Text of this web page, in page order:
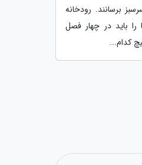
برسانند. رودخانه
باید در چهار فصل
کدام...